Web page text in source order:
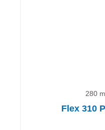
280
Flex 310